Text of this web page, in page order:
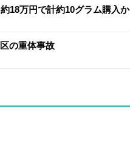
18万円で計約10グラム購入か
の重体事故